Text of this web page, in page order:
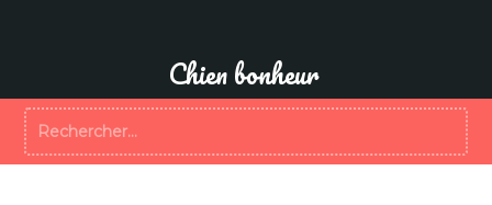
Chien bonheur
Rechercher :